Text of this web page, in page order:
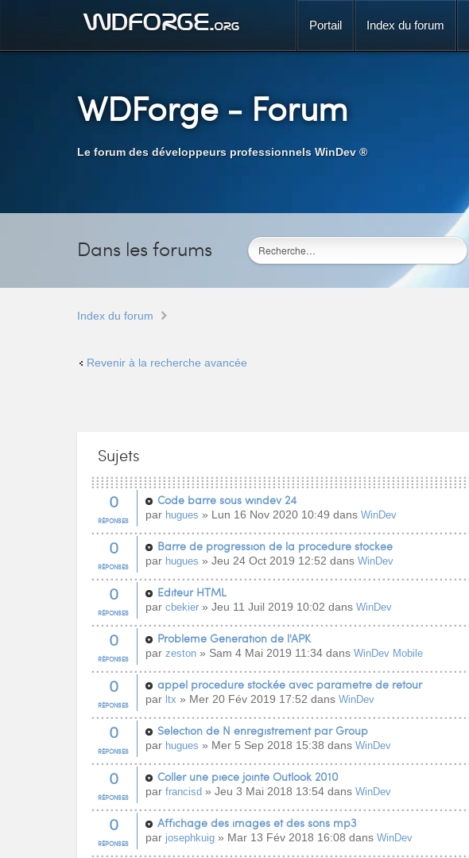
Portail Index du forum
WDForge- Forum
Le forum des développeurs professionnels WinDev ®
Dans les forums
Index du forum
Revenir à la recherche avancée
Sujets
0
RÉPONSES
Code barre sous windev 24
par hugues » Lun 16 Nov 2020 10:49 dans WinDev
0
RÉPONSES
Barre de progression de la procedure stockee
par hugues » Jeu 24 Oct 2019 12:52 dans WinDev
0
RÉPONSES
Editeur HTML
par cbekier » Jeu 11 Juil 2019 10:02 dans WinDev
0
RÉPONSES
Probleme Generation de l'APK
par zeston » Sam 4 Mai 2019 11:34 dans WinDev Mobile
0
RÉPONSES
appel procedure stockée avec parametre de retour
par ltx » Mer 20 Fév 2019 17:52 dans WinDev
0
RÉPONSES
Selection de N enregistrement par Group
par hugues » Mer 5 Sep 2018 15:38 dans WinDev
0
RÉPONSES
Coller une piece jointe Outlook 2010
par francisd » Jeu 3 Mai 2018 13:54 dans WinDev
0
RÉPONSES
Affichage des images et des sons mp3
par josephkuig » Mar 13 Fév 2018 16:08 dans WinDev